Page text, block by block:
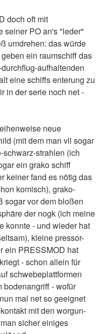
doch oft mit
seiner PO an's "leder"
umdrehen: das würde
ein raumschiff das
aufhaltenden
eine schiffs enterung zu
in der serie noch net -
neue
(mit dem man vll sogar
strahlen (ich
ein grako schiff
keiner fand es nötig das
komisch), grako-
sogar vor dem bloßen
der nogk (ich meine
konnte - und wieder hat
kleine pressor-
ein PRESSMOD hat
- schon allein für
schwebeplattformen
bodenangriff - wofür
mal net so geeignet
mit den worgun-
sicher einiges